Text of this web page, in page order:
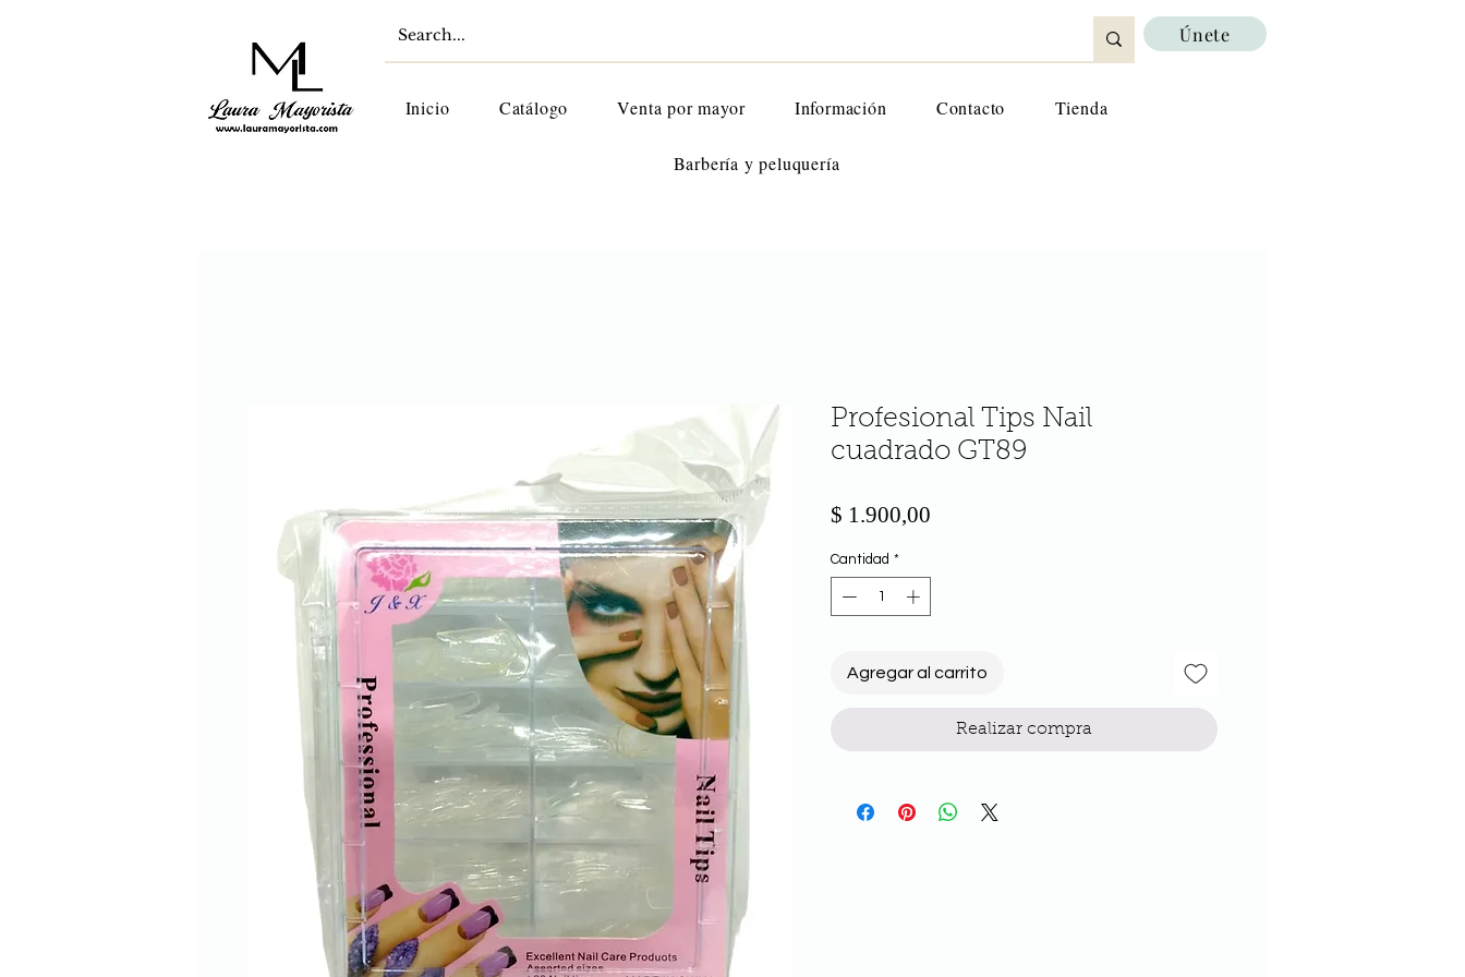
Únete
Inicio Catálogo Venta por mayor Información Contacto Tienda
Barbería y peluquería
Profesional Tips Nail
cuadrado GT89
$ 1.900,00
Cantidad *
Agregar al carrito
Realizar compra